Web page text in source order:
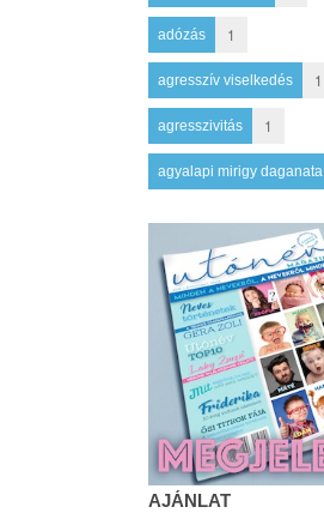
adózás 1
agresszív viselkedés 1
agresszivitás 1
agyalapi mirigy daganata
AJÁNLAT